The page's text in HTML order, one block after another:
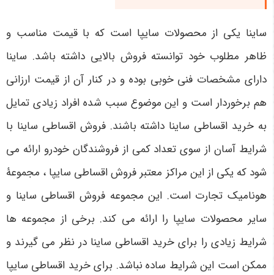
ساینا یکی از محصولات سایپا است که با قیمت مناسب و
ظاهر مطلوب خود توانسته فروش بالایی داشته باشد. ساینا
دارای مشخصات فنی خوبی بوده و در کنار آن از قیمت ارزانی
هم برخوردار است و این موضوع سبب شده افراد زیادی تمایل
به خرید اقساطی ساینا داشته باشند. فروش اقساطی ساینا با
شرایط آسان از سوی تعداد کمی از فروشندگان خودرو ارائه می
شود که یکی از این مراکز معتبر فروش اقساطی سایپا ، مجموعۀ
هونامیک تجارت است. این مجموعه فروش اقساطی ساینا و
سایر محصولات سایپا را ارائه می کند. برخی از مجموعه ها
شرایط زیادی را برای خرید اقساطی ساینا در نظر می گیرند و
ممکن است این شرایط ساده نباشد. برای خرید اقساطی سایپا